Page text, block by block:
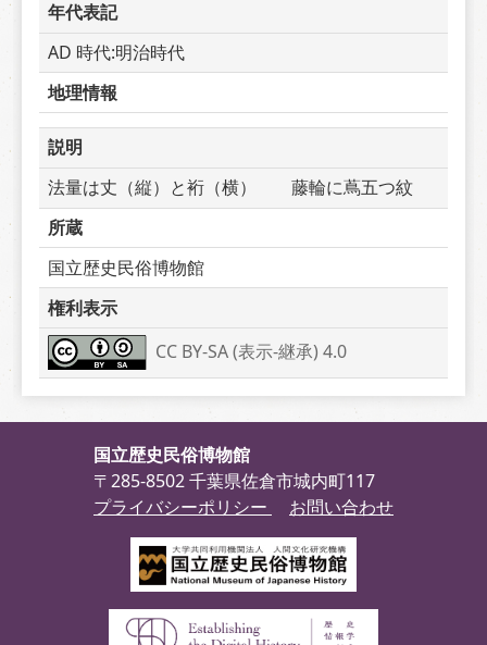
年代表記
AD 時代:明治時代
地理情報
説明
法量は丈（縦）と裄（横）　　藤輪に蔦五つ紋
所蔵
国立歴史民俗博物館
権利表示
CC BY-SA (表示-継承) 4.0
国立歴史民俗博物館
〒285-8502 千葉県佐倉市城内町117
プライバシーポリシー
お問い合わせ